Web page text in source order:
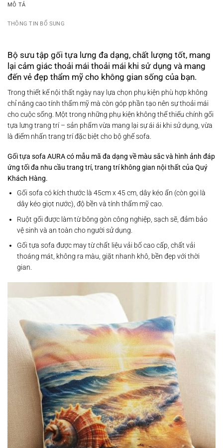
MÔ TẢ
THÔNG TIN BỔ SUNG
Bộ sưu tập gối tựa lưng đa dạng, chất lượng tốt, mang
lại cảm giác thoải mái thoải mái khi sử dụng và mang
đến vẻ đẹp thẩm mỹ cho không gian sống của bạn.​
Trong thiết kế nội thất ngày nay lựa chọn phụ kiện phù hợp không
chỉ nâng cao tính thẩm mỹ mà còn góp phần tạo nên sự thoải mái
cho cuộc sống. Một trong những phụ kiện không thể thiếu chính gối
tựa lưng trang trí – sản phẩm vừa mang lại sự ái ái khi sử dụng, vừa
là điểm nhấn trang trí đặc biệt cho bộ ghế sofa.​
Gối tựa sofa AURA có mẫu mã đa dạng về màu sắc và hình ảnh đáp
ứng tối đa nhu cầu trang trí, trang trí không gian nội thất của Quý
Khách Hàng.
Gối sofa có kích thước là 45cm x 45 cm, dây kéo ẩn (còn gọi là
dây kéo giọt nước), độ bền và tính thẩm mỹ cao.
Ruột gối được làm từ bông gòn công nghiệp, sạch sẽ, đảm bảo
vệ sinh và an toàn cho người sử dụng.
Gối tựa sofa được may từ chất liệu vải bố cao cấp, chất vải
thoáng mát, không ra màu, giặt nhanh khô, bền đẹp với thời
gian.